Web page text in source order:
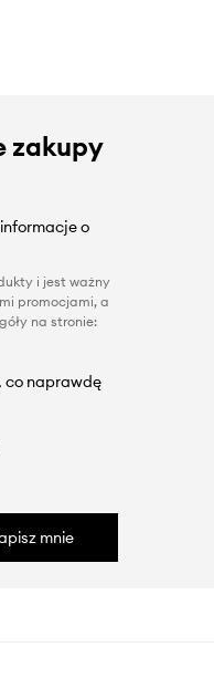
zakupy
o
i jest ważny
promocjami, a
na stronie:
co naprawdę
mnie